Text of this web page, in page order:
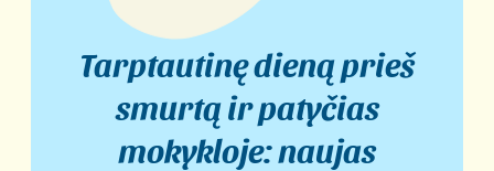
Tarptautinę dieną prieš
smurtą ir patyčias
mokykloje: naujas